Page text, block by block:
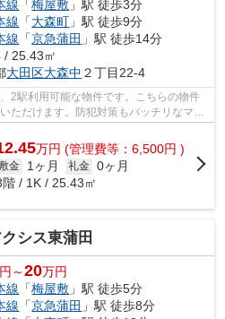
線 「梅屋敷 」駅 徒歩3分
線 「大森町 」駅 徒歩9分
線 「京急蒲田 」駅 徒歩14分
/ 25.43㎡
大田区大森中 ２丁目22-4
2駅利用可能な物件です。こちらの物件
ただけます。防犯対策もバッチリなマン
分と...
万円 (管理費等：6,500円 )
金 1ヶ月 礼金 0ヶ月
階 / 1K / 25.43㎡
シス東蒲田
～20万円
線 「梅屋敷 」駅 徒歩5分
線 「京急蒲田 」駅 徒歩8分